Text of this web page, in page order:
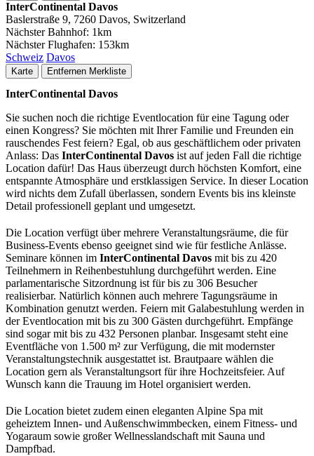
InterContinental Davos
Baslerstraße 9, 7260 Davos, Switzerland
Nächster Bahnhof: 1km
Nächster Flughafen: 153km
Schweiz Davos
Karte Entfernen Merkliste
InterContinental Davos
Sie suchen noch die richtige Eventlocation für eine Tagung oder
einen Kongress? Sie möchten mit Ihrer Familie und Freunden ein
rauschendes Fest feiern? Egal, ob aus geschäftlichem oder privaten
Anlass: Das InterContinental Davos ist auf jeden Fall die richtige
Location dafür! Das Haus überzeugt durch höchsten Komfort, eine
entspannte Atmosphäre und erstklassigen Service. In dieser Location
wird nichts dem Zufall überlassen, sondern Events bis ins kleinste
Detail professionell geplant und umgesetzt.
Die Location verfügt über mehrere Veranstaltungsräume, die für
Business-Events ebenso geeignet sind wie für festliche Anlässe.
Seminare können im InterContinental Davos mit bis zu 420
Teilnehmern in Reihenbestuhlung durchgeführt werden. Eine
parlamentarische Sitzordnung ist für bis zu 306 Besucher
realisierbar. Natürlich können auch mehrere Tagungsräume in
Kombination genutzt werden. Feiern mit Galabestuhlung werden in
der Eventlocation mit bis zu 300 Gästen durchgeführt. Empfänge
sind sogar mit bis zu 432 Personen planbar. Insgesamt steht eine
Eventfläche von 1.500 m² zur Verfügung, die mit modernster
Veranstaltungstechnik ausgestattet ist. Brautpaare wählen die
Location gern als Veranstaltungsort für ihre Hochzeitsfeier. Auf
Wunsch kann die Trauung im Hotel organisiert werden.
Die Location bietet zudem einen eleganten Alpine Spa mit
geheiztem Innen- und Außenschwimmbecken, einem Fitness- und
Yogaraum sowie großer Wellnesslandschaft mit Sauna und
Dampfbad.